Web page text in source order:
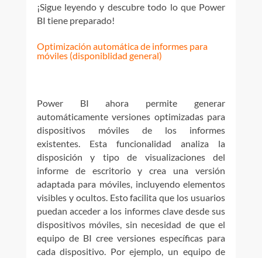
¡Sigue leyendo y descubre todo lo que Power
BI tiene preparado!
Optimización automática de informes para
móviles (disponiblidad general)
Power BI ahora permite generar
automáticamente versiones optimizadas para
dispositivos móviles de los informes
existentes. Esta funcionalidad analiza la
disposición y tipo de visualizaciones del
informe de escritorio y crea una versión
adaptada para móviles, incluyendo elementos
visibles y ocultos. Esto facilita que los usuarios
puedan acceder a los informes clave desde sus
dispositivos móviles, sin necesidad de que el
equipo de BI cree versiones específicas para
cada dispositivo. Por ejemplo, un equipo de